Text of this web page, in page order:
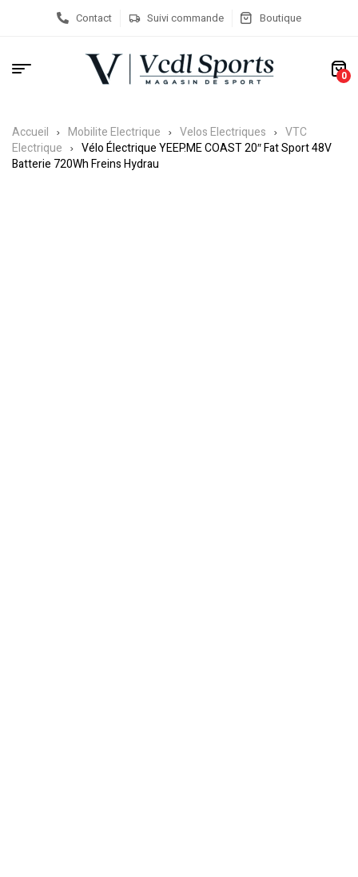
Contact Suivi commande Boutique
0
Accueil Mobilite Electrique Velos Electriques
VTC
Electrique
Vélo Électrique YEEP.ME COAST 20″ Fat Sport 48V
Batterie 720Wh Freins Hydrau